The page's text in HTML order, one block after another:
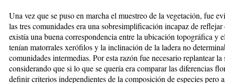
Una vez que se puso en marcha el muestreo de la vegetación, fue
las tres comunidades era una sobresimplificación incapaz de
existía una buena correspondencia entre la ubicación topográfica y
tenían matorrales xerófilos y la inclinación de la ladera no
comunidades intermedias. Por esta razón fue necesario replantear
considerando que si lo que se quería era comparar las diferencias
definir criterios independientes de la composición de especies pero